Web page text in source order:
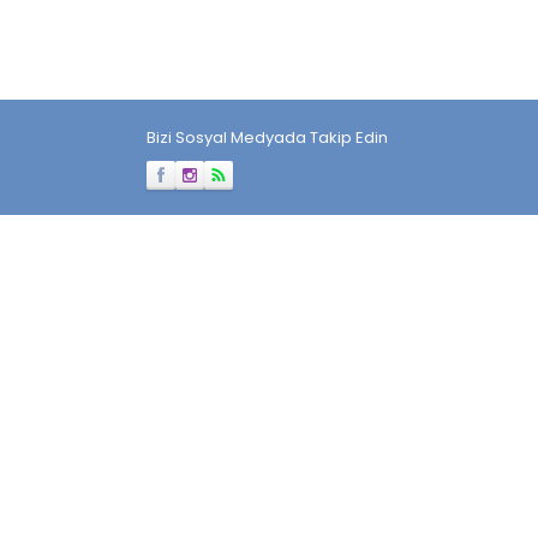
Bizi Sosyal Medyada Takip Edin